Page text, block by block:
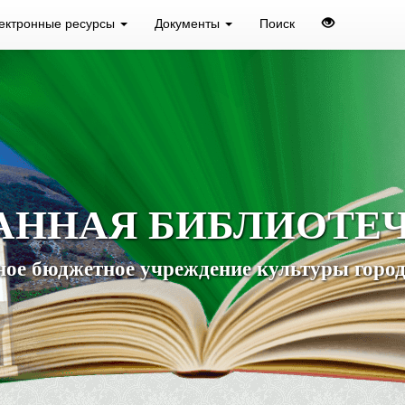
ресурсы Документы Поиск
бюджетное учреждение культуры